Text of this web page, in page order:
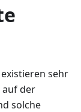
sehr
auf der
solche